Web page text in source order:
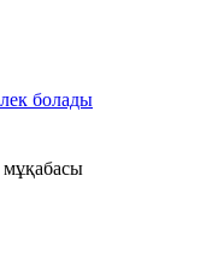
болады